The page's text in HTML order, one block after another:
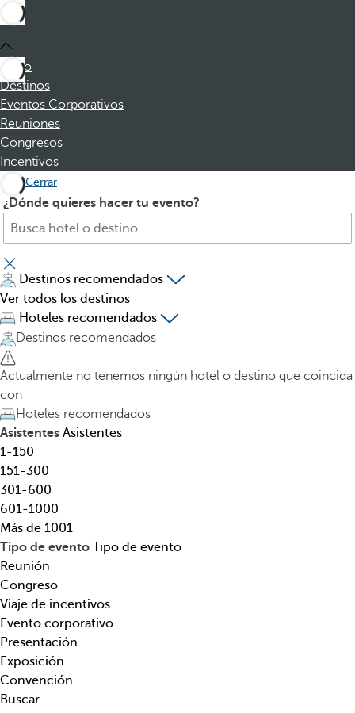
Inicio
Destinos
Eventos Corporativos
Reuniones
Congresos
Incentivos
Cerrar
¿Dónde quieres hacer tu evento?
B
s
c
a
h
o
t
e
l
,
d
e
s
t
i
n
o
,
t
e
m
á
t
i
c
a
A
p
u
l
s
a
r
l
a
t
e
c
l
a
d
e
f
l
e
c
h
a
h
a
c
i
Destinos recomendados
Ver todos los destinos
Hoteles recomendados
Destinos recomendados
Actualmente no tenemos ningún hotel o destino que coincida
con
Hoteles recomendados
Asistentes Asistentes
1-150
151-300
301-600
601-1000
Más de 1001
Tipo de evento Tipo de evento
Reunión
Congreso
Viaje de incentivos
Evento corporativo
Presentación
Exposición
Convención
Buscar